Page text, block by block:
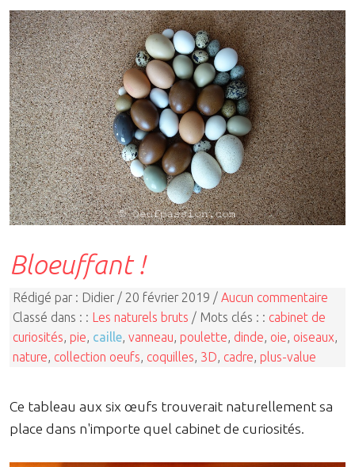
Bloeuffant !
Rédigé par : Didier / 20 février 2019 / Aucun commentaire
Classé dans : : Les naturels bruts / Mots clés : : cabinet de
curiosités, pie, caille, vanneau, poulette, dinde, oie, oiseaux,
nature, collection oeufs, coquilles, 3D, cadre, plus-value
Ce tableau aux six œufs trouverait naturellement sa
place dans n'importe quel cabinet de curiosités.